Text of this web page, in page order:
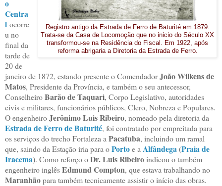
Registro antigo da Estrada de Ferro de Baturité em 1879.
Trata-se da Casa de Locomoção que no inicio do Século XX
transformou-se na Residência do Fiscal. Em 1922, após
reforma abrigaria a Diretoria da Estrada de Ferro.
o
Centra
l ocorre
u no
final da
tarde de
20 de
janeiro de 1872, estando presente o ComendadorJoão Wilkens de
Matos, Presidente da Província, e também o seu antecessor,
ConselheiroBarão de Taquari, Corpo Legislativo, autoridades
civis e militares, funcionários públicos, Clero, Nobreza e Populares.
O engenheiroJerônimo Luis Ribeiro, nomeado pela diretoria da
Estrada de Ferro de Baturité, foi contratado por empreitada para
os serviços do trecho Fortaleza a Pacatuba, incluindo um ramal
que, saindo da Estação iria para oPortoe a Alfândega (Praia de
Iracema). Como reforço oDr. Luis Ribeiroindicou o também
engenheiro inglêsEdmund Compton, que estava trabalhando no
Maranhãopara também tecnicamente assistir o início das obras.